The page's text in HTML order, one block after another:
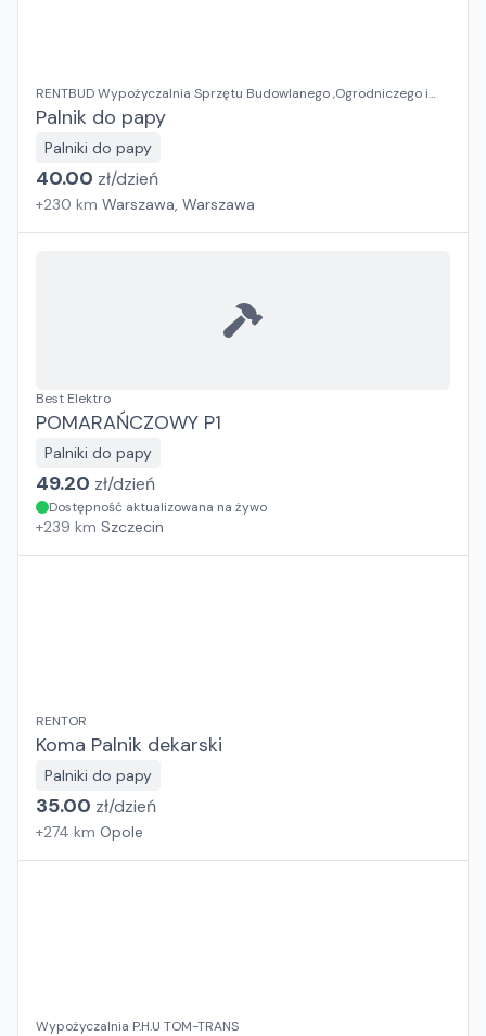
RENTBUD Wypożyczalnia Sprzętu Budowlanego ,Ogrodniczego i
Elektronarzędzi
Palnik do papy
Palniki do papy
40.00 zł/dzień
+230 km Warszawa, Warszawa
Best Elektro
POMARAŃCZOWY P1
Palniki do papy
49.20 zł/dzień
Dostępność aktualizowana na żywo
+239 km Szczecin
RENTOR
Koma Palnik dekarski
Palniki do papy
35.00 zł/dzień
+274 km Opole
Wypożyczalnia P.H.U TOM-TRANS